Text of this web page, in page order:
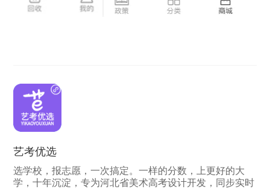
艺考优选
选学校，报志愿，一次搞定。一样的分数，上更好的大
学，十年沉淀，专为河北省美术高考设计开发，同步实时